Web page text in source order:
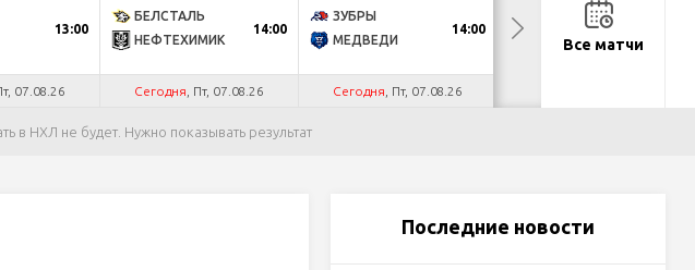
13:00
07.08.26
БЕЛСТАЛЬ
НЕФТЕХИМИК
14:00
Сегодня , Пт, 07.08.26
ЗУБРЫ
МЕДВЕДИ
14:00
Сегодня , Пт, 07.08.26
ДНМ-ШИННИК
ТАЙФУНВсе матчи
в НХЛ не будет. Нужно показывать результат
Последние новости